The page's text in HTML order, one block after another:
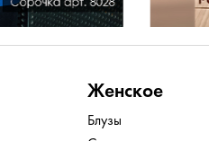
Женское
Блузы